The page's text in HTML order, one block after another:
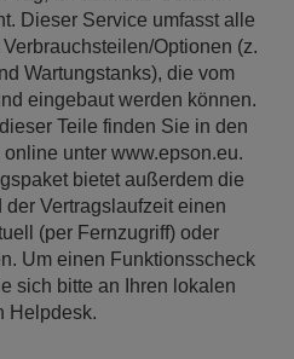
Dieser Service umfasst alle
Optionen (z.
Wartungstanks), die vom
eingebaut werden können.
Teile finden Sie in den
unter www.epson.eu.
bietet außerdem die
Vertragslaufzeit einen
(per Fernzugriff) oder
Um einen Funktionsscheck
sich bitte an Ihren lokalen
Helpdesk.